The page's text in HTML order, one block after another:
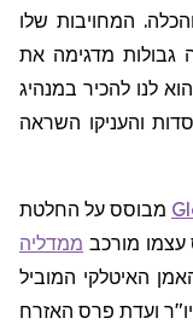
המחויבות שלו
גבולות מדגימה את
לנו להכיר במנהיג
והעניקו השראה
מבוסס על החלטת
מורכב ממדליה
האיטלקי המוביל
ועדת פרס האזרח